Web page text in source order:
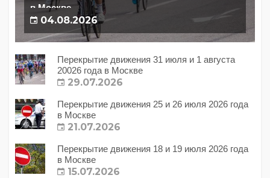
в Москве
04.08.2026
Перекрытие движения 31 июля и 1 августа
20026 года в Москве
29.07.2026
Перекрытие движения 25 и 26 июля 2026 года
в Москве
21.07.2026
Перекрытие движения 18 и 19 июля 2026 года
в Москве
15.07.2026